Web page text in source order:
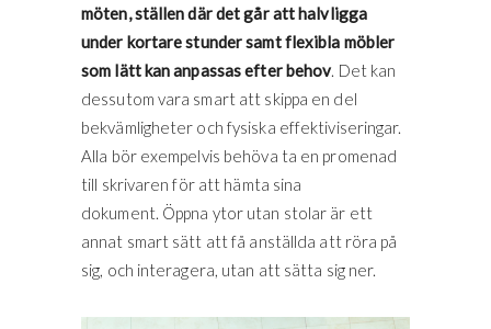
möten, ställen där det går att halvligga
under kortare stunder samt flexibla möbler
som lätt kan anpassas efter behov. Det kan
dessutom vara smart att skippa en del
bekvämligheter och fysiska effektiviseringar.
Alla bör exempelvis behöva ta en promenad
till skrivaren för att hämta sina
dokument. Öppna ytor utan stolar är ett
annat smart sätt att få anställda att röra på
sig, och interagera, utan att sätta sig ner.